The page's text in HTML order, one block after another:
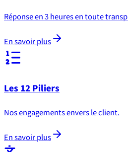
Réponse en 3 heures en toute
En savoir plus
Les 12 Piliers
Nos engagements envers le client.
En savoir plus